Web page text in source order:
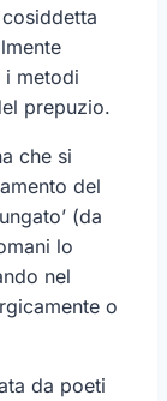
i metodi
prepuzio.
che si
del
(da
lo
nel
o
da poeti